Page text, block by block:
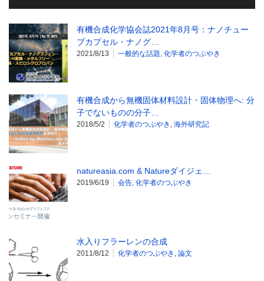
有機合成化学協会誌2021年8月号：ナノチュー
ブカプセル・ナノグ…
2021/8/13 一般的な話題, 化学者のつぶやき
有機合成から無機固体材料設計・固体物理へ: 分
子でないものの分子…
2018/5/2 化学者のつぶやき , 海外研究記
natureasia.com & Natureダイジェ…
2019/6/19 会告, 化学者のつぶやき
水入りフラーレンの合成
2011/8/12 化学者のつぶやき , 論文